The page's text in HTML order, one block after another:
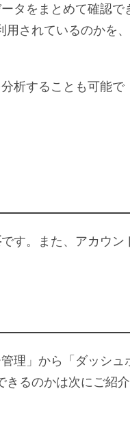
タをまとめて確認で
用されているのかを
析することも可能で
です。また、アカウン
理」から「ダッシュ
きるのかは次にご紹